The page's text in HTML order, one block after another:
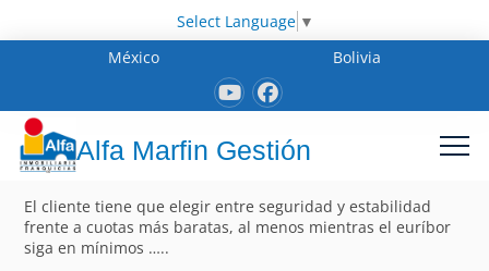
Select Language ▼
México
Bolivia
Alfa Marfin Gestión
El cliente tiene que elegir entre seguridad y estabilidad
frente a cuotas más baratas, al menos mientras el euríbor
siga en mínimos …..